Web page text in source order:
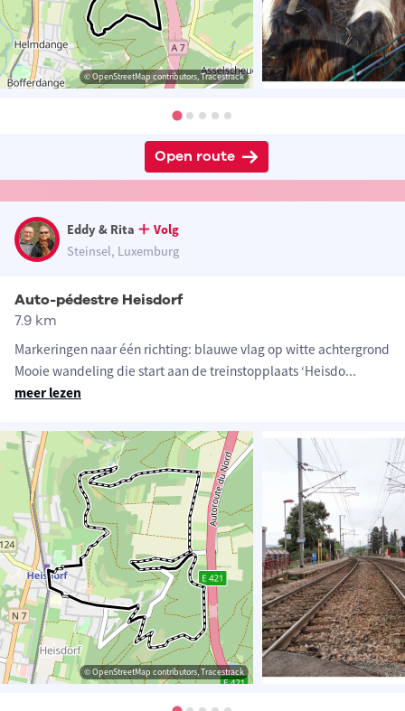
© OpenStreetMap contributors, Tracestrack
Open route
Eddy & Rita
Volg
Steinsel, Luxemburg
Auto-pédestre Heisdorf
7.9 km
Markeringen naar één richting: blauwe vlag op witte achtergrond
Mooie wandeling die start aan de treinstopplaats ‘Heisdo...
meer lezen
© OpenStreetMap contributors, Tracestrack